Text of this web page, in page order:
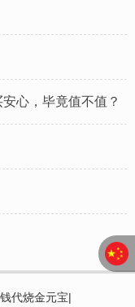
心，毕竟值不值？
代烧金元宝|